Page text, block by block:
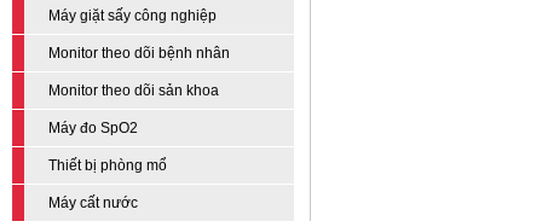
Máy giặt sấy công nghiệp
Monitor theo dõi bệnh nhân
Monitor theo dõi sản khoa
Máy đo SpO2
Thiết bị phòng mổ
Máy cất nước